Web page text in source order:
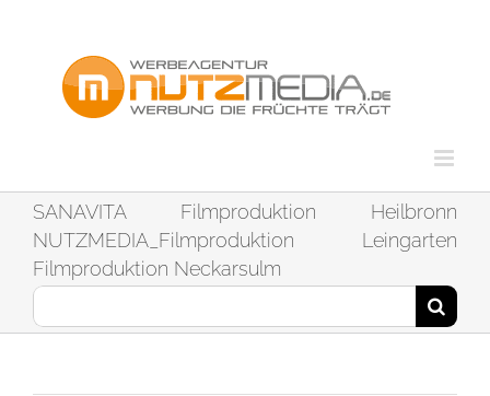
SANAVITA Filmproduktion Heilbronn
NUTZMEDIA_Filmproduktion Leingarten
Filmproduktion Neckarsulm
Suche
nach: